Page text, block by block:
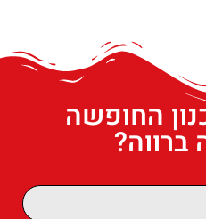
החופשה